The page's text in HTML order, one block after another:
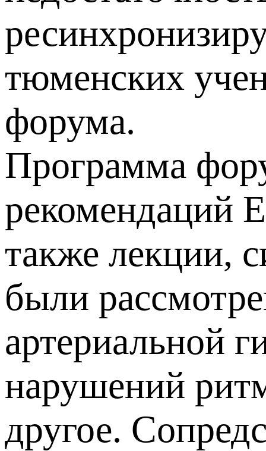
тюменских
форума.
Программа
рекомендаций
также лекции,
были
артериальной
нарушений
другое.